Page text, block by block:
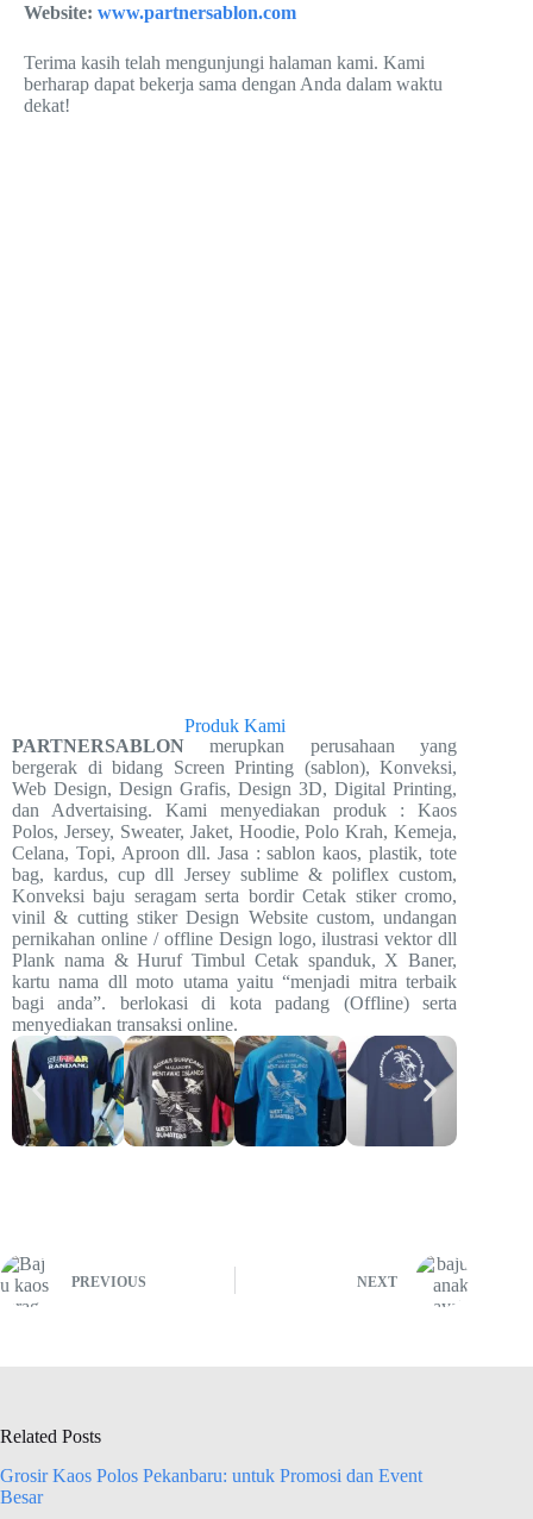
Website: www.partnersablon.com
Terima kasih telah mengunjungi halaman kami. Kami
berharap dapat bekerja sama dengan Anda dalam waktu
dekat!
Produk Kami
PARTNERSABLON merupkan perusahaan yang
bergerak di bidang Screen Printing (sablon), Konveksi,
Web Design, Design Grafis, Design 3D, Digital Printing,
dan Advertaising. Kami menyediakan produk : Kaos
Polos, Jersey, Sweater, Jaket, Hoodie, Polo Krah, Kemeja,
Celana, Topi, Aproon dll. Jasa : sablon kaos, plastik, tote
bag, kardus, cup dll Jersey sublime & poliflex custom,
Konveksi baju seragam serta bordir Cetak stiker cromo,
vinil & cutting stiker Design Website custom, undangan
pernikahan online / offline Design logo, ilustrasi vektor dll
Plank nama & Huruf Timbul Cetak spanduk, X Baner,
kartu nama dll moto utama yaitu “menjadi mitra terbaik
bagi anda”. berlokasi di kota padang (Offline) serta
menyediakan transaksi online.
PREVIOUS NEXT
Related Posts
Grosir Kaos Polos Pekanbaru: untuk Promosi dan Event
Besar